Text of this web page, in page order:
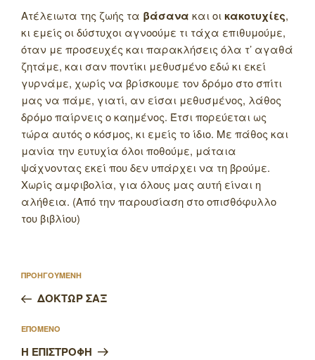
Ατέλειωτα της ζωής τα βάσανα και οικακοτυχίες,
κι εμείς οι δύστυχοι αγνοούμε τι τάχα επιθυμούμε,
όταν με προσευχές και παρακλήσεις όλα τ’ αγαθά
ζητάμε, και σαν ποντίκι μεθυσμένο εδώ κι εκεί
γυρνάμε, χωρίς να βρίσκουμε τον δρόμο στο σπίτι
μας να πάμε, γιατί, αν είσαι μεθυσμένος, λάθος
δρόμο παίρνεις ο καημένος. Έτσι πορεύεται ως
τώρα αυτός ο κόσμος, κι εμείς το ίδιο. Με πάθος και
μανία την ευτυχία όλοι ποθούμε, μάταια
ψάχνοντας εκεί που δεν υπάρχει να τη βρούμε.
Χωρίς αμφιβολία, για όλους μας αυτή είναι η
αλήθεια. (Από την παρουσίαση στο οπισθόφυλλο
του βιβλίου)
άρθρων
Προηγούμενο
άρθρο
ΠΡΟΗΓΟΥΜΕΝΗ
ΔΟΚΤΩΡ ΣΑΞ
Επόμενο
άρθρο
ΕΠΟΜΕΝΟ
Η ΕΠΙΣΤΡΟΦΗ